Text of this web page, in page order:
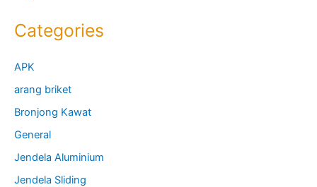
Categories
APK
arang briket
Bronjong Kawat
General
Jendela Aluminium
Jendela Sliding